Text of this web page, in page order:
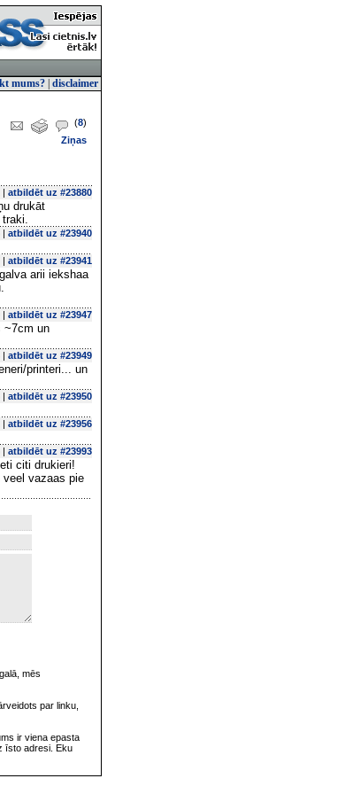
mums? disclaimer
(8)
Ziņas
| atbildēt uz #23880
drukāt
| atbildēt uz #23940
| atbildēt uz #23941
arii iekshaa
| atbildēt uz #23947
~7cm un
| atbildēt uz #23949
printeri... un
| atbildēt uz #23950
| atbildēt uz #23956
| atbildēt uz #23993
citi drukieri!
veel vazaas pie
mēs
par linku,
ir viena epasta
īsto adresi. Eku